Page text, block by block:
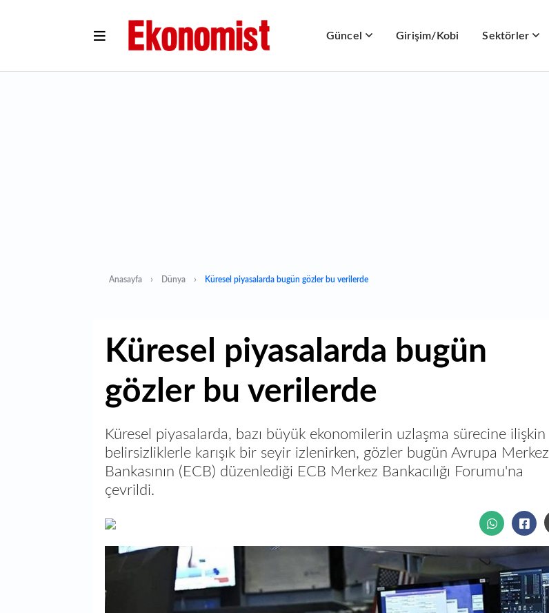
Güncel Girişim/Kobi Sektörler
Anasayfa Dünya Küresel piyasalarda bugün gözler bu verilerde
Küresel piyasalarda bugün
gözler bu verilerde
Küresel piyasalarda, bazı büyük ekonomilerin uzlaşma sürecine ilişkin
belirsizliklerle karışık bir seyir izlenirken, gözler bugün Avrupa Merkez
Bankasının (ECB) düzenlediği ECB Merkez Bankacılığı Forumu'na
çevrildi.